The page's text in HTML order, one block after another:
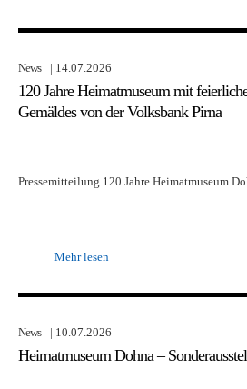
News | 14.07.2026
120 Jahre Heimatmuseum mit
Gemäldes von der Volksbank Pirna
Pressemitteilung 120 Jahre Heimatmuseum
Mehr lesen
News | 10.07.2026
Heimatmuseum Dohna –